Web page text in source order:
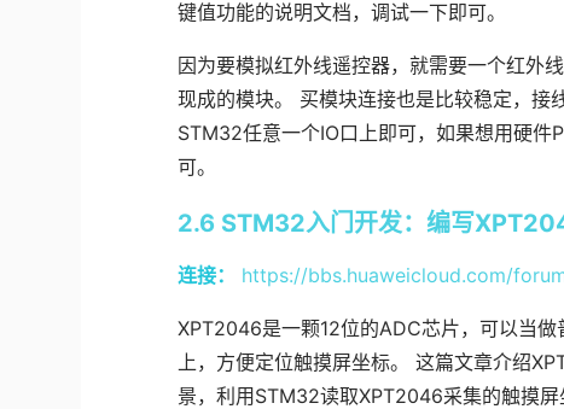
键值功能的说明文档，调试一下即可。
因为要模拟红外线遥控器，就需要一个红外
现成的模块。 买模块连接也是比较稳定，接
STM32任意一个IO口上即可，如果想用硬
可。
2.6 STM32入门开发：编写
连接： https://bbs.huaweicloud.com/
XPT2046是一颗12位的ADC芯片，可以当
上，方便定位触摸屏坐标。 这篇文章介绍
景，利用STM32读取XPT2046采集的触摸屏